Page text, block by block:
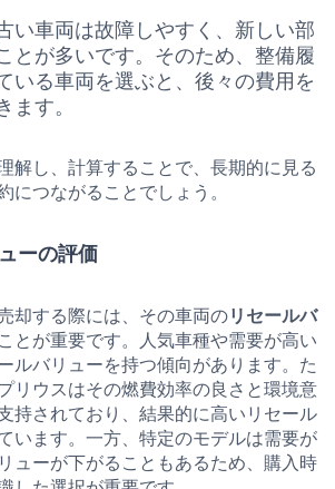
い車両は故障しやすく、新しい部
とが多いです。そのため、整備履
いる車両を選ぶと、後々の費用を
ます。
解し、計算することで、長期的に見る
につながることでしょう。
ーの評価
却する際には、その車両のリセールバ
とが重要です。人気車種や需要が高い
ルバリューを持つ傾向があります。た
リウスはその燃費効率の良さと環境意
持されており、結果的に高いリセール
います。一方、特定のモデルは需要が
ューが下がることもあるため、購入時